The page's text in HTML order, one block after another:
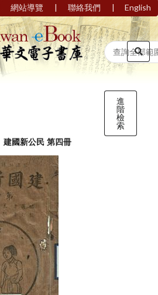
網站導覽 | 聯絡我們 | English
進
階
檢
索
建國新公民 第四冊